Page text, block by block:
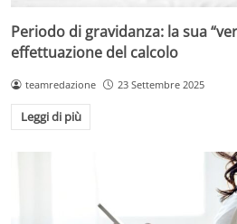
Periodo di gravidanza: la sua
effettuazione del calcolo
teamredazione 23 Settembre 2025
Leggi di più